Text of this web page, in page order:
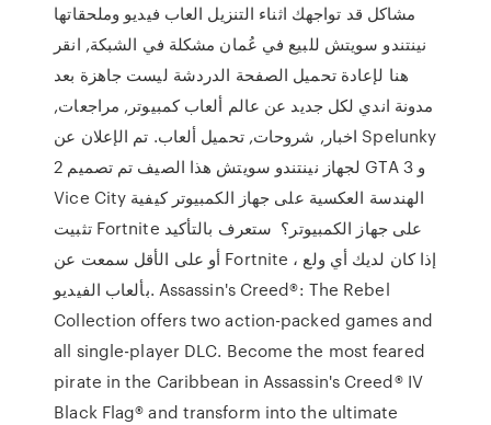
مشاكل قد تواجهك اثناء التنزيل العاب فيديو وملحقاتها
نينتندو سويتش للبيع في عُمان مشكلة في الشبكة, انقر
هنا لإعادة تحميل الصفحة الدردشة ليست جاهزة بعد
مدونة اندي لكل جديد عن عالم ألعاب كمبيوتر, مراجعات,
اخبار, شروحات, تحميل ألعاب. تم الإعلان عن Spelunky
2 لجهاز نينتندو سويتش هذا الصيف تم تصميم GTA 3 و
Vice City الهندسة العكسية على جهاز الكمبيوتر كيفية
تثبيت Fortnite على جهاز الكمبيوتر؟ ️ ستعرف بالتأكيد
أو على الأقل سمعت عن Fortnite ، إذا كان لديك أي ولع
بألعاب الفيديو. Assassin's Creed®: The Rebel
Collection offers two action-packed games and
all single-player DLC. Become the most feared
pirate in the Caribbean in Assassin's Creed® IV
Black Flag® and transform into the ultimate